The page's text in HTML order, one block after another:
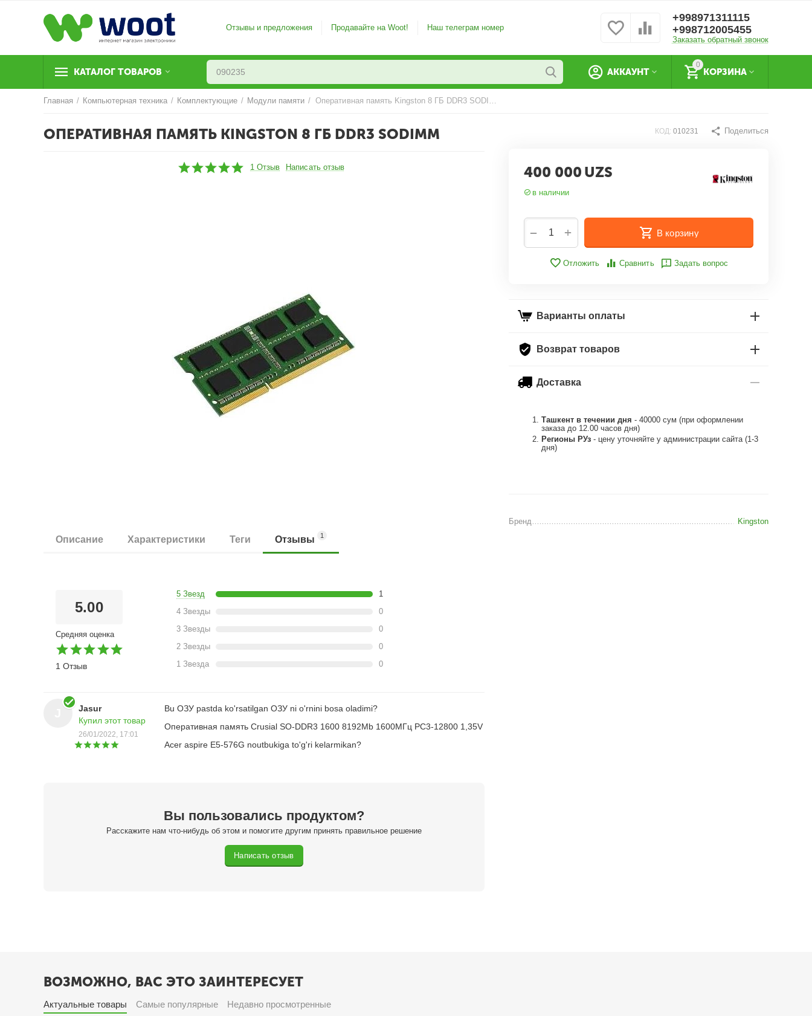
Отзывы и предложения Продавайте на Woot! Наш телеграм номер
+998971311115
+998712005455
Заказать обратный звонок
КАТАЛОГ ТОВАРОВ
0
КОРЗИНА
АККАУНТ
Главная / Компьютерная техника / Комплектующие / Модули памяти / Оперативная память Kingston 8 ГБ DDR3 SODIMM
ОПЕРАТИВНАЯ ПАМЯТЬ KINGSTON 8 ГБ DDR3 SODIMM
1 Отзыв Написать отзыв
КОД: 010231 Поделиться
400 000 UZS
в наличии
+
− В корзину
Отложить Сравнить Задать вопрос
Варианты оплаты
Возврат товаров
Доставка
Ташкент в течении дня - 40000 сум (при оформлении
заказа до 12.00 часов дня)
Регионы РУз - цену уточняйте у администрации сайта (1-3
дня)
Бренд Kingston
Описание Характеристики Теги Отзывы 1
5.00
Средняя оценка
1 Отзыв
5 Звезд
1
4 Звезды
0
3 Звезды
0
2 Звезды
0
1 Звезда
0
Jasur
Купил этот товар
26/01/2022, 17:01
Bu ОЗУ pastda ko'rsatilgan ОЗУ ni o'rnini bosa oladimi?
Оперативная память Crusial SO-DDR3 1600 8192Mb 1600МГц PC3-12800 1,35V
Acer aspire E5-576G noutbukiga to'g'ri kelarmikan?
Вы пользовались продуктом?
Расскажите нам что-нибудь об этом и помогите другим принять правильное решение
Написать отзыв
ВОЗМОЖНО, ВАС ЭТО ЗАИНТЕРЕСУЕТ
Актуальные товары Самые популярные Недавно просмотренные